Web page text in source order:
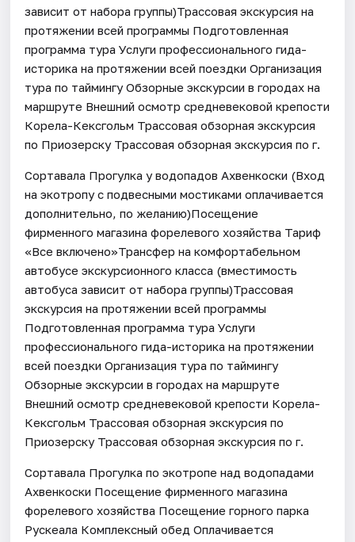
зависит от набора группы)Трассовая экскурсия на
протяжении всей программы Подготовленная
программа тура Услуги профессионального гида-
историка на протяжении всей поездки Организация
тура по таймингу Обзорные экскурсии в городах на
маршруте Внешний осмотр средневековой крепости
Корела-Кексгольм Трассовая обзорная экскурсия
по Приозерску Трассовая обзорная экскурсия по г.
Сортавала Прогулка у водопадов Ахвенкоски (Вход
на экотропу с подвесными мостиками оплачивается
дополнительно, по желанию)Посещение
фирменного магазина форелевого хозяйства Тариф
«Все включено»Трансфер на комфортабельном
автобусе экскурсионного класса (вместимость
автобуса зависит от набора группы)Трассовая
экскурсия на протяжении всей программы
Подготовленная программа тура Услуги
профессионального гида-историка на протяжении
всей поездки Организация тура по таймингу
Обзорные экскурсии в городах на маршруте
Внешний осмотр средневековой крепости Корела-
Кексгольм Трассовая обзорная экскурсия по
Приозерску Трассовая обзорная экскурсия по г.
Сортавала Прогулка по экотропе над водопадами
Ахвенкоски Посещение фирменного магазина
форелевого хозяйства Посещение горного парка
Рускеала Комплексный обед Оплачивается